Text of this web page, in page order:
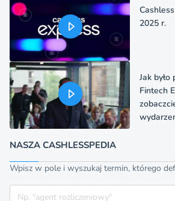
2025 r.
Jak było
Fintech
NASZA CASHLESSPEDIA
Wpisz w pole i wyszukaj termin, którego
Szukaj